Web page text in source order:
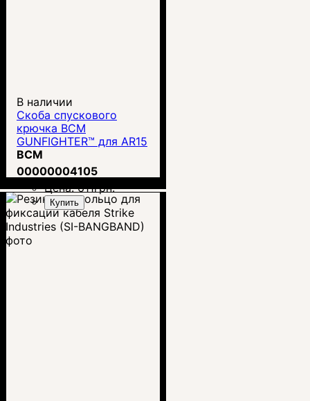
В наличии
Скоба спускового
крючка BCM
GUNFIGHTER™ для AR15
(BCM-GTG-MOD-0-BLK)
BCM
00000004105
Цена:611грн.
Купить